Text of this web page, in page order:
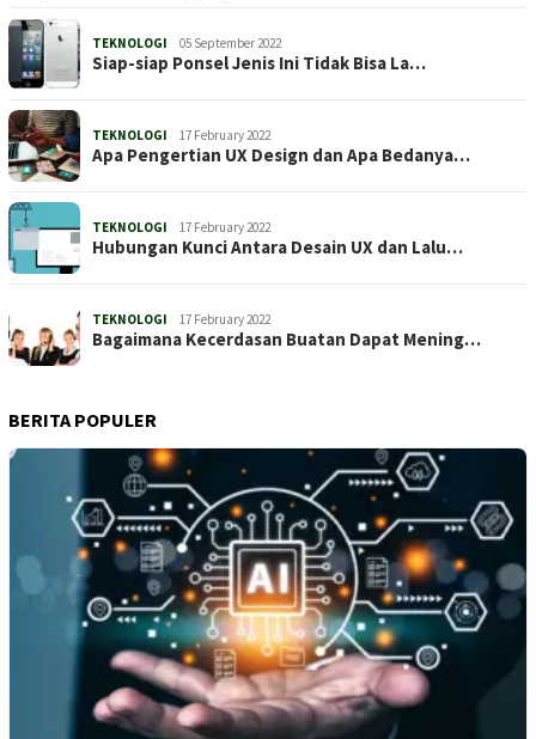
TEKNOLOGI 05 September 2022
Siap-siap Ponsel Jenis Ini Tidak Bisa La…
TEKNOLOGI 17 February 2022
Apa Pengertian UX Design dan Apa Bedanya…
TEKNOLOGI 17 February 2022
Hubungan Kunci Antara Desain UX dan Lalu…
TEKNOLOGI 17 February 2022
Bagaimana Kecerdasan Buatan Dapat Mening…
BERITA POPULER